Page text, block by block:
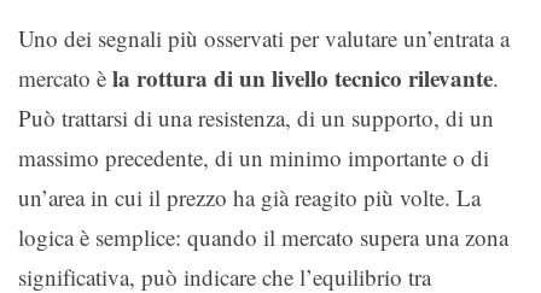
Uno dei segnali più osservati per valutare un’entrata a
mercato è la rottura di un livello tecnico rilevante.
Può trattarsi di una resistenza, di un supporto, di un
massimo precedente, di un minimo importante o di
un’area in cui il prezzo ha già reagito più volte. La
logica è semplice: quando il mercato supera una zona
significativa, può indicare che l’equilibrio tra